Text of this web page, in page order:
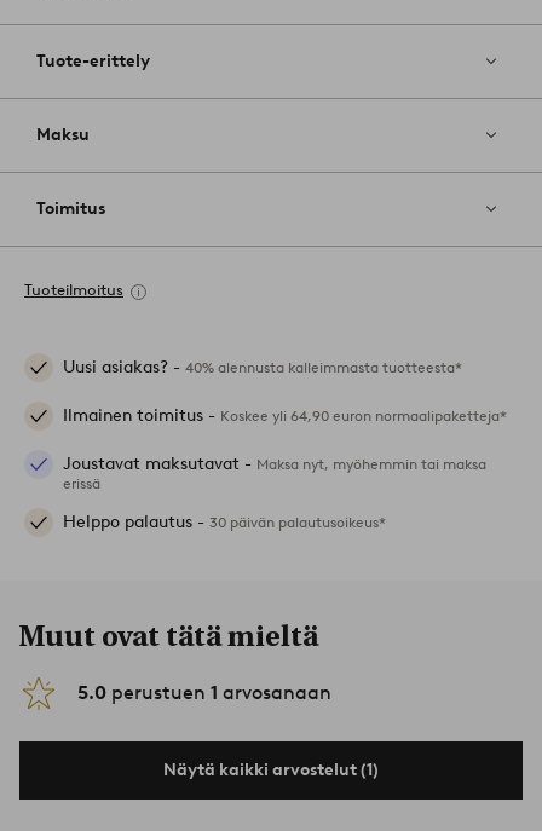
Tuote-erittely
Maksu
Toimitus
Tuoteilmoitus
Uusi asiakas? - 40% alennusta kalleimmasta tuotteesta*
Ilmainen toimitus - Koskee yli 64,90 euron normaalipaketteja*
Joustavat maksutavat - Maksa nyt, myöhemmin tai maksa
erissä
Helppo palautus - 30 päivän palautusoikeus*
Muut ovat tätä mieltä
5.0 perustuen 1 arvosanaan
Näytä kaikki arvostelut (1)